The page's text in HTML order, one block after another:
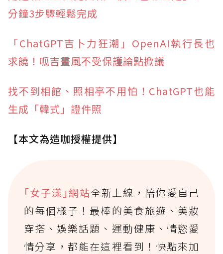
分鐘3步驟輕鬆完成
「ChatGPT吉卜力狂潮」OpenAI執行長也
求饒！呱吉畫風不受保護論點掀議
找不到相館、照相亭不用怕！ChatGPT也能
生成「韓式」證件照
【本文為造咖授權提供】
｢女子漾｣網站全新上線，陪你愛自己
的每個樣子！最棒的美食旅遊、美妝
穿搭、娛樂話題、運動健康、情慾愛
情分享，都能在這裡看到！快點來加